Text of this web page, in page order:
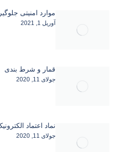
موارد امنیتی
آوریل 1, 2021
قمار و شرط بندی
جولای 11, 2020
نماد اعتماد
جولای 11, 2020